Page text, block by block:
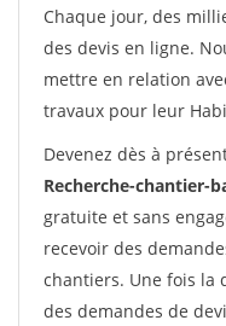
Chaque jour, des
des devis en ligne.
mettre en relation
travaux pour leur
Devenez dès à
Recherche-chantier-
gratuite et sans
recevoir des
chantiers. Une fois la
des demandes de